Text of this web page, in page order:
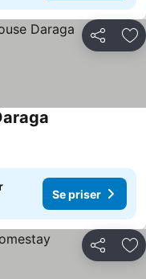
Del
Se priser
Del